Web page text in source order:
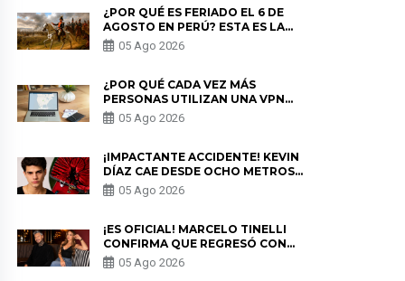
¿POR QUÉ ES FERIADO EL 6 DE
AGOSTO EN PERÚ? ESTA ES LA
HISTORIA
05 Ago 2026
¿POR QUÉ CADA VEZ MÁS
PERSONAS UTILIZAN UNA VPN
PARA PROTEGER SU
PRIVACIDAD?
05 Ago 2026
¡IMPACTANTE ACCIDENTE! KEVIN
DÍAZ CAE DESDE OCHO METROS
EN “ESTO ES GUERRA” Y GENERA
PREOCUPACIÓN
05 Ago 2026
¡ES OFICIAL! MARCELO TINELLI
CONFIRMA QUE REGRESÓ CON
MILETT FIGUEROA: “EL AMOR
PUDO MÁS”
05 Ago 2026